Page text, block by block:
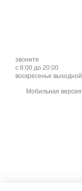
звоните
с 8:00 до 20:00
воскресенье выходной
Мобильная версия